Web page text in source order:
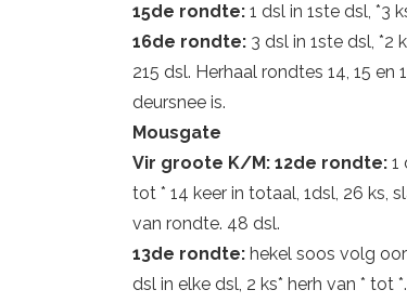
15de rondte: 1 dsl in 1ste dsl, *3
16de rondte: 3 dsl in 1ste dsl, *2
215 dsl. Herhaal rondtes 14, 15
deursnee is.
Mousgate
Vir groote K/M: 12de rondte: 1
tot * 14 keer in totaal, 1dsl, 26 ks,
van rondte. 48 dsl.
13de rondte: hekel soos volg
dsl in elke dsl, 2 ks* herh van * tot